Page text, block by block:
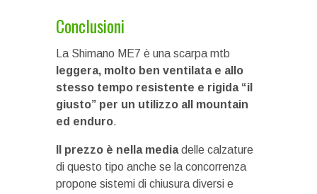
Conclusioni
La Shimano ME7 è una scarpa mtb
leggera, molto ben ventilata e allo
stesso tempo resistente e rigida “il
giusto” per un utilizzo all mountain
ed enduro.
Il prezzo è nella mediadelle calzature
di questo tipo anche se la concorrenza
propone sistemi di chiusura diversi e